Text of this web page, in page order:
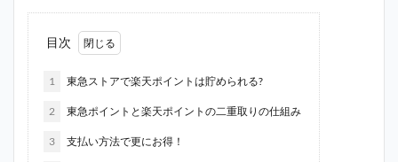
目次
1 東急ストアで楽天ポイントは貯められる?
2 東急ポイントと楽天ポイントの二重取りの仕組み
3 支払い方法で更にお得！